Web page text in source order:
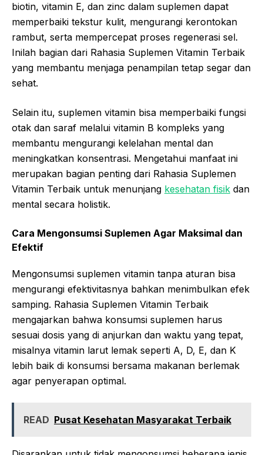
biotin, vitamin E, dan zinc dalam suplemen dapat
memperbaiki tekstur kulit, mengurangi kerontokan
rambut, serta mempercepat proses regenerasi sel.
Inilah bagian dari Rahasia Suplemen Vitamin Terbaik
yang membantu menjaga penampilan tetap segar dan
sehat.
Selain itu, suplemen vitamin bisa memperbaiki fungsi
otak dan saraf melalui vitamin B kompleks yang
membantu mengurangi kelelahan mental dan
meningkatkan konsentrasi. Mengetahui manfaat ini
merupakan bagian penting dari Rahasia Suplemen
Vitamin Terbaik untuk menunjang kesehatan fisik dan
mental secara holistik.
Cara Mengonsumsi Suplemen Agar Maksimal dan
Efektif
Mengonsumsi suplemen vitamin tanpa aturan bisa
mengurangi efektivitasnya bahkan menimbulkan efek
samping. Rahasia Suplemen Vitamin Terbaik
mengajarkan bahwa konsumsi suplemen harus
sesuai dosis yang di anjurkan dan waktu yang tepat,
misalnya vitamin larut lemak seperti A, D, E, dan K
lebih baik di konsumsi bersama makanan berlemak
agar penyerapan optimal.
READ Pusat Kesehatan Masyarakat Terbaik